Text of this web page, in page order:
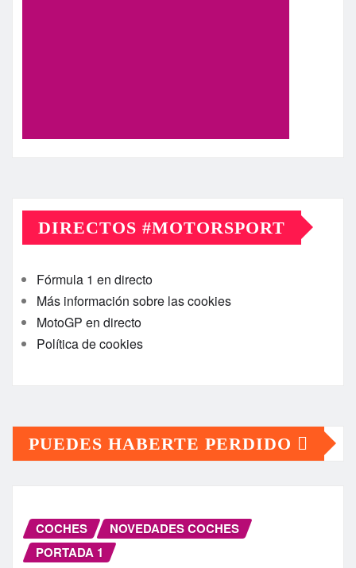
DIRECTOS #MOTORSPORT
Fórmula 1 en directo
Más información sobre las cookies
MotoGP en directo
Política de cookies
PUEDES HABERTE PERDIDO
COCHES
NOVEDADES COCHES
PORTADA 1